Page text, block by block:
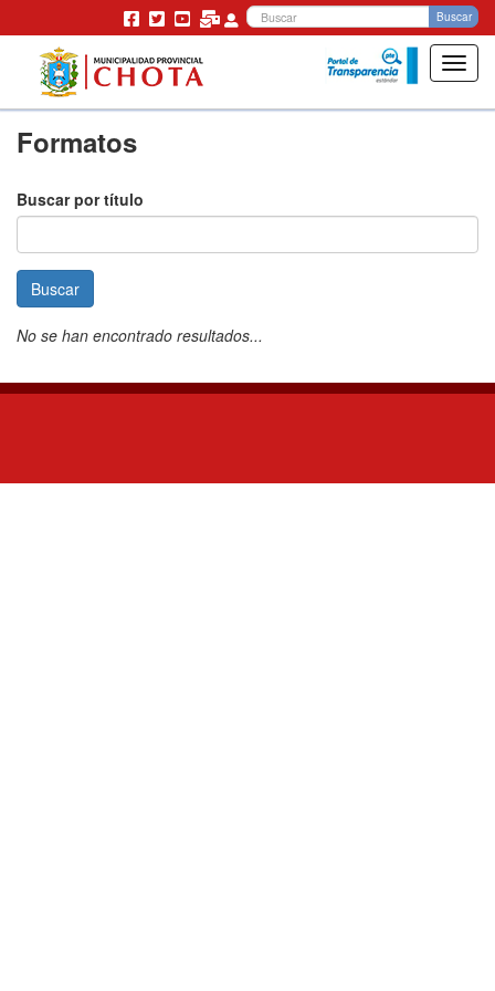
Pasar
Buscar
Formatos
Buscar por título
Buscar
No se han encontrado resultados...